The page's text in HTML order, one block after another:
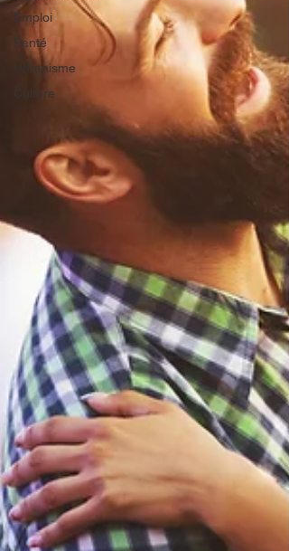
Emploi
Santé
Urbanisme
Culture